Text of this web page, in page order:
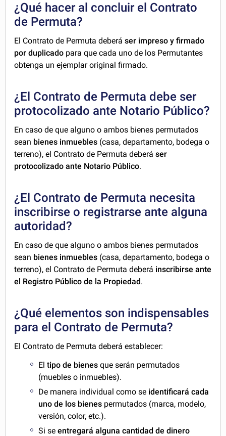
¿Qué hacer al concluir el Contrato
de Permuta?
El Contrato de Permuta deberáser impreso y firmado
por duplicado para que cada uno de los Permutantes
obtenga un ejemplar original firmado.
¿El Contrato de Permuta debe ser
protocolizado ante Notario Público?
En caso de que alguno o ambos bienes permutados
sean bienes inmuebles (casa, departamento, bodega o
terreno), el Contrato de Permuta deberáser
protocolizado ante Notario Público.
¿El Contrato de Permuta necesita
inscribirse o registrarse ante alguna
autoridad?
En caso de que alguno o ambos bienes permutados
sean bienes inmuebles (casa, departamento, bodega o
terreno), el Contrato de Permuta deberá inscribirse ante
el Registro Público de la Propiedad.
¿Qué elementos son indispensables
para el Contrato de Permuta?
El Contrato de Permuta deberá establecer:
Eltipo de bienesque serán permutados
(muebles o inmuebles).
De manera individual como se identificará cada
uno de los bienes permutados (marca, modelo,
versión, color, etc.).
Si seentregará alguna cantidad de dinero